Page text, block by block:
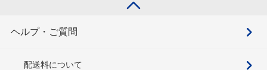
ヘルプ・ご質問
配送料について